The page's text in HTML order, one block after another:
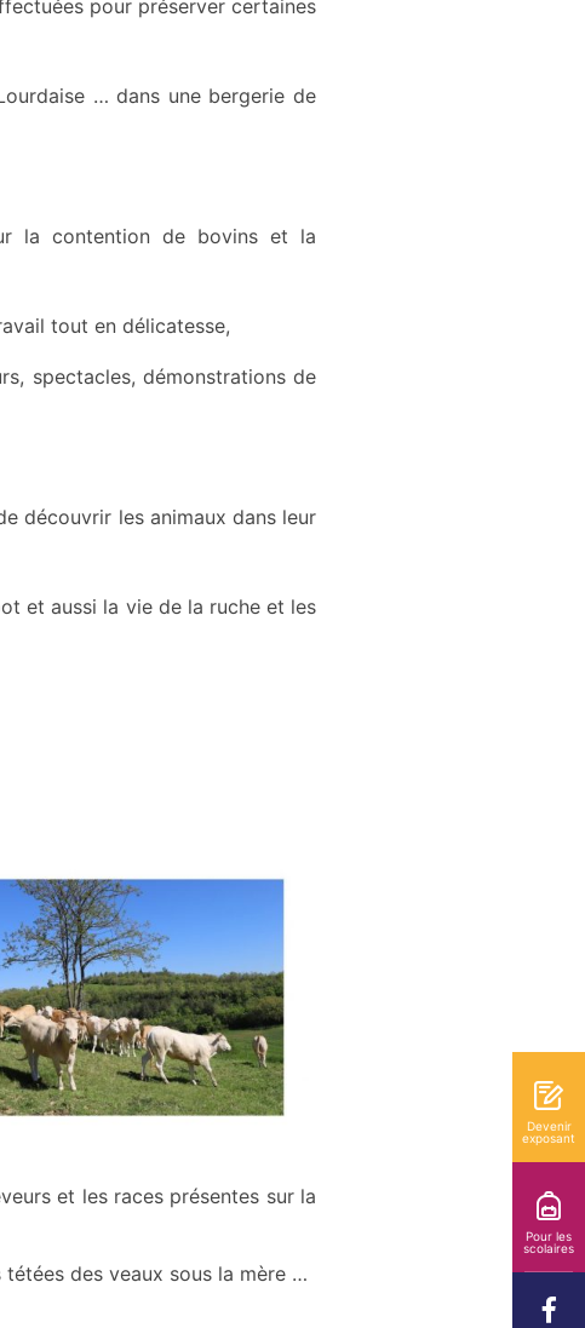
pour préserver certaines
… dans une bergerie de
la contention de bovins et la
tout en délicatesse,
spectacles, démonstrations de
découvrir les animaux dans leur
et aussi la vie de la ruche et les
et les races présentes sur la
des veaux sous la mère …
Devenir
exposant
Pour les
scolaires